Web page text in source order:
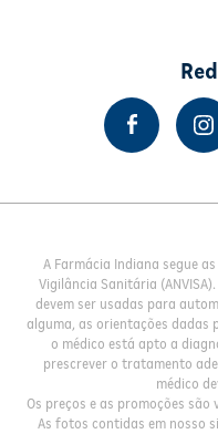
A Farmácia Indiana segue
Vigilância Sanitária
devem ser usadas para
alguma, as orientações dadas
o médico está apto a
prescrever o tratamento
médico
Os preços e as promoções
As fotos contidas em nosso